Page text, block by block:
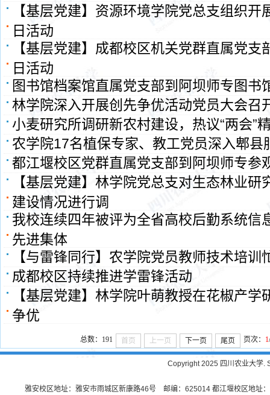
【基层党建】资源环境学院党总支组织开
日活动
【基层党建】成都校区机关党群直属党支
日活动
图书馆档案馆直属党支部到阿坝师专图书
林学院深入开展创先争优活动党员大会召
小麦研究所调研新农村建设，热议“两会”
农学院17名植保专家、教工党员深入郫县
都江堰校区党群直属党支部到阿坝师专参
【基层党建】林学院党总支对生态林业研
建设情况进行调
我校连续四年被评为全省高校后勤系统信
先进集体
【与雷锋同行】农学院党员教师技术培训
成都校区持续推进学雷锋活动
【基层党建】林学院叶萌教授在花椒产学
争优
总数：191 首页 上一页 下一页 尾页 页次： 1
Copyright 2025 四川农业大学.
雅安校区地址：雅安市雨城区新康路46号 邮编：625014 都江堰校区地址